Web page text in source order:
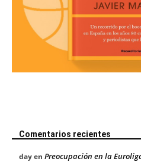
Comentarios recientes
dayen Preocupación en la